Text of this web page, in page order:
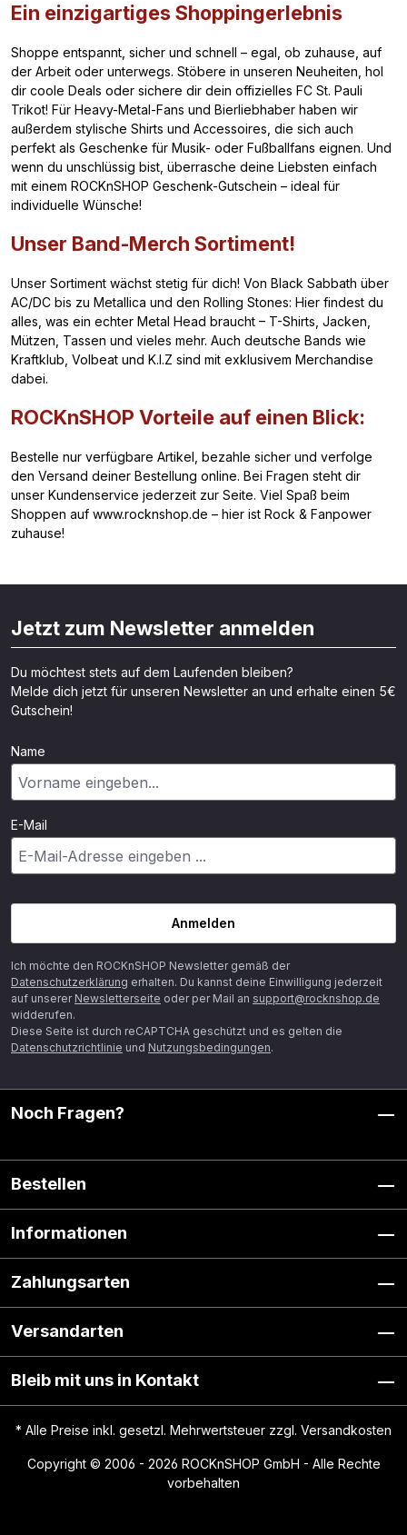
Ein einzigartiges Shoppingerlebnis
Shoppe entspannt, sicher und schnell – egal, ob zuhause, auf
der Arbeit oder unterwegs. Stöbere in unseren Neuheiten, hol
dir coole Deals oder sichere dir dein offizielles FC St. Pauli
Trikot! Für Heavy-Metal-Fans und Bierliebhaber haben wir
außerdem stylische Shirts und Accessoires, die sich auch
perfekt als Geschenke für Musik- oder Fußballfans eignen. Und
wenn du unschlüssig bist, überrasche deine Liebsten einfach
mit einem ROCKnSHOP Geschenk-Gutschein – ideal für
individuelle Wünsche!
Unser Band-Merch Sortiment!
Unser Sortiment wächst stetig für dich! Von Black Sabbath über
AC/DC bis zu Metallica und den Rolling Stones: Hier findest du
alles, was ein echter Metal Head braucht – T-Shirts, Jacken,
Mützen, Tassen und vieles mehr. Auch deutsche Bands wie
Kraftklub, Volbeat und K.I.Z sind mit exklusivem Merchandise
dabei.
ROCKnSHOP Vorteile auf einen Blick:
Bestelle nur verfügbare Artikel, bezahle sicher und verfolge
den Versand deiner Bestellung online. Bei Fragen steht dir
unser Kundenservice jederzeit zur Seite. Viel Spaß beim
Shoppen auf www.rocknshop.de – hier ist Rock & Fanpower
zuhause!
Jetzt zum Newsletter anmelden
Du möchtest stets auf dem Laufenden bleiben?
Melde dich jetzt für unseren Newsletter an und erhalte einen 5€
Gutschein!
Name
E-Mail
Anmelden
Ich möchte den ROCKnSHOP Newsletter gemäß der
Datenschutzerklärung erhalten. Du kannst deine Einwilligung jederzeit
auf unserer Newsletterseite oder per Mail an support@rocknshop.de
widderufen.
Diese Seite ist durch reCAPTCHA geschützt und es gelten die
Datenschutzrichtlinie und Nutzungsbedingungen.
Noch Fragen?
Bestellen
Informationen
Zahlungsarten
Versandarten
Bleib mit uns in Kontakt
* Alle Preise inkl. gesetzl. Mehrwertsteuer zzgl. Versandkosten
Copyright © 2006 - 2026 ROCKnSHOP GmbH - Alle Rechte
vorbehalten